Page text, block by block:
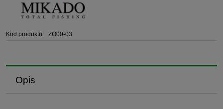
Kod produktu: ZO00-03
Opis